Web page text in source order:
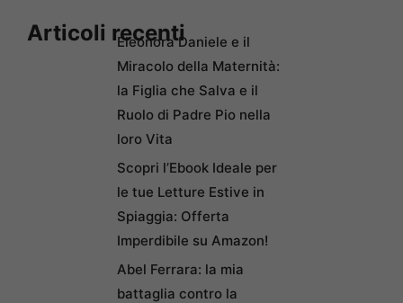
Articoli recentiEleonora Daniele e il
Miracolo della Maternità:
la Figlia che Salva e il
Ruolo di Padre Pio nella
loro Vita
Scopri l’Ebook Ideale per
le tue Letture Estive in
Spiaggia: Offerta
Imperdibile su Amazon!
Abel Ferrara: la mia
battaglia contro la